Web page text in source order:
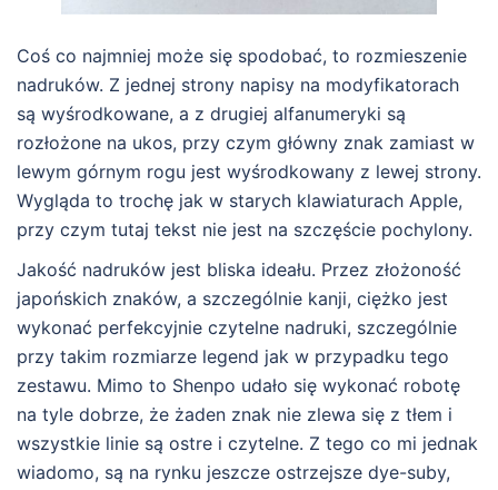
Coś co najmniej może się spodobać, to rozmieszenie
nadruków. Z jednej strony napisy na modyfikatorach
są wyśrodkowane, a z drugiej alfanumeryki są
rozłożone na ukos, przy czym główny znak zamiast w
lewym górnym rogu jest wyśrodkowany z lewej strony.
Wygląda to trochę jak w starych klawiaturach Apple,
przy czym tutaj tekst nie jest na szczęście pochylony.
Jakość nadruków jest bliska ideału. Przez złożoność
japońskich znaków, a szczególnie kanji, ciężko jest
wykonać perfekcyjnie czytelne nadruki, szczególnie
przy takim rozmiarze legend jak w przypadku tego
zestawu. Mimo to Shenpo udało się wykonać robotę
na tyle dobrze, że żaden znak nie zlewa się z tłem i
wszystkie linie są ostre i czytelne. Z tego co mi jednak
wiadomo, są na rynku jeszcze ostrzejsze dye-suby,